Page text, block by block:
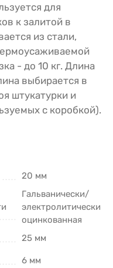
для
к залитой в
из стали,
- до 10 кг. Длина
выбирается в
штукатурки и
с коробкой).
20 мм
Гальванически/
электролитически
оцинкованная
25 мм
6 мм